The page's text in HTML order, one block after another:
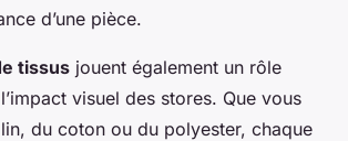
d’une pièce.
tissus jouent également un rôle
visuel des stores. Que vous
du coton ou du polyester, chaque